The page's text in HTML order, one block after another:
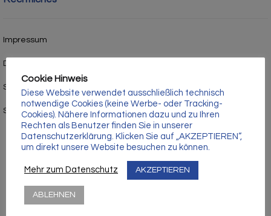
Impressum
Datenschutz
Satzung
Stadion- und Hausordnung
Cookie Hinweis
Diese Website verwendet ausschließlich technisch
notwendige Cookies (keine Werbe- oder Tracking-
Cookies). Nähere Informationen dazu und zu Ihren
Rechten als Benutzer finden Sie in unserer
Datenschutzerklärung. Klicken Sie auf „AKZEPTIEREN“,
um direkt unsere Website besuchen zu können.
Mehr zum Datenschutz AKZEPTIEREN
ABLEHNEN